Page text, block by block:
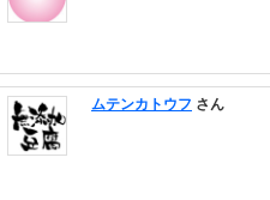
ムテンカトウフ さん